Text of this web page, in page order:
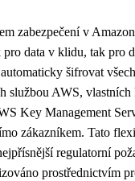
zabezpečení v
data v klidu, tak pro
šifrovat
službou AWS,
Key Management
zákazníkem. Tato
regulatorní
prostřednictvím